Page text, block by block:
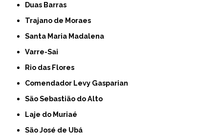
Duas Barras
Trajano de Moraes
Santa Maria Madalena
Varre-Sai
Rio das Flores
Comendador Levy Gasparian
São Sebastião do Alto
Laje do Muriaé
São José de Ubá